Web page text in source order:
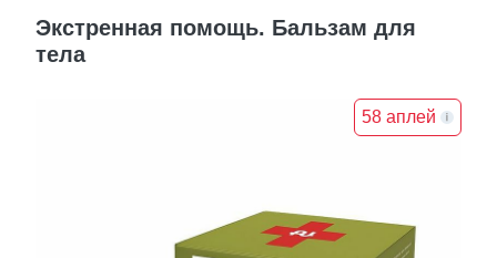
Экстренная помощь. Бальзам для
тела
58 аплей